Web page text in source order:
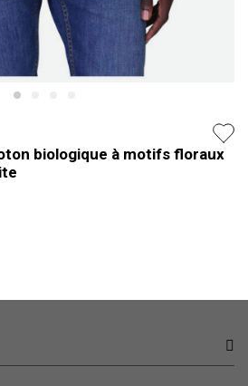
biologique à motifs floraux